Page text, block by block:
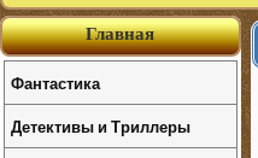
Главная
Фантастика
Детективы и Триллеры